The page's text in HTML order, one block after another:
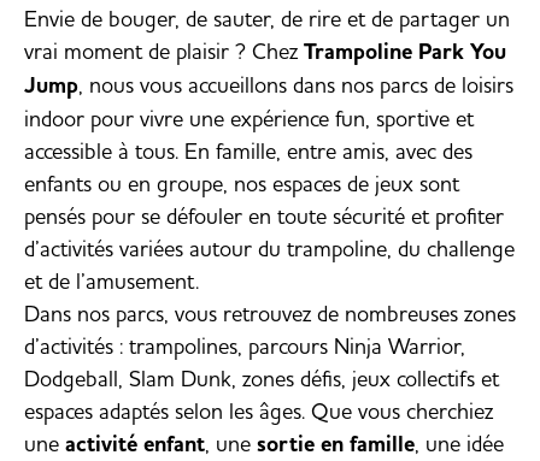
date.
uniquement par carte bancaire
Les chèques-vacances ne sont pas
acceptés pour les réservations
effectuées sur notre billetterie en
ligne.
Envie de bouger, de sauter, de rire et de partager un
vrai moment de plaisir ? Chez Trampoline Park You
Jump, nous vous accueillons dans nos parcs de loisirs
indoor pour vivre une expérience fun, sportive et
accessible à tous. En famille, entre amis, avec des
enfants ou en groupe, nos espaces de jeux sont
pensés pour se défouler en toute sécurité et profiter
d’activités variées autour du trampoline, du challenge
et de l’amusement.
Dans nos parcs, vous retrouvez de nombreuses zones
d’activités : trampolines, parcours Ninja Warrior,
Dodgeball, Slam Dunk, zones défis, jeux collectifs et
espaces adaptés selon les âges. Que vous cherchiez
une activité enfant, une sortie en famille, une idée